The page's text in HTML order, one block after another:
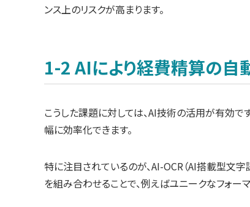
ンス上のリスクが高まります。
1-2 AIにより経費精算の自
こうした課題に対しては、AI技術の活用が有効
幅に効率化できます。
特に注目されているのが、AI-OCR（AI搭載型文
を組み合わせることで、例えばユニークなフォー